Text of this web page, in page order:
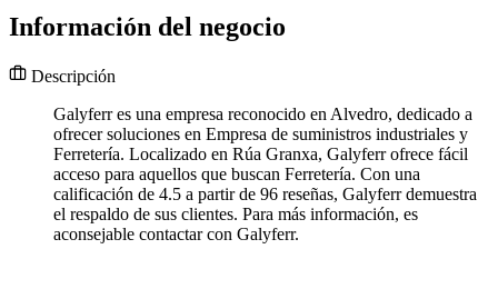
Información del negocio
Descripción
Galyferr es una empresa reconocido en Alvedro, dedicado a
ofrecer soluciones en Empresa de suministros industriales y
Ferretería. Localizado en Rúa Granxa, Galyferr ofrece fácil
acceso para aquellos que buscan Ferretería. Con una
calificación de 4.5 a partir de 96 reseñas, Galyferr demuestra
el respaldo de sus clientes. Para más información, es
aconsejable contactar con Galyferr.